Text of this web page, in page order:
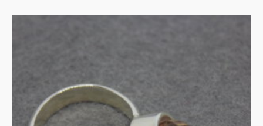
Zilveren kelk-ring met
ametrien